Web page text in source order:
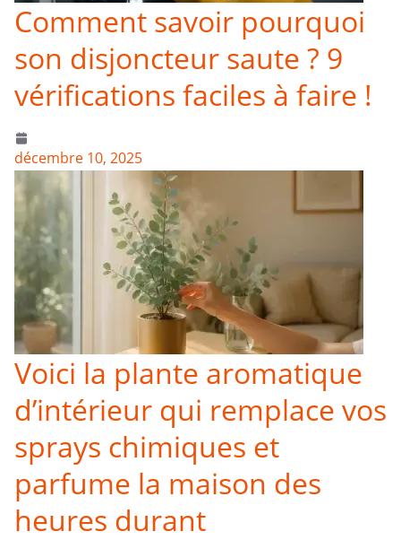
Comment savoir pourquoi
son disjoncteur saute ? 9
vérifications faciles à faire !
décembre 10, 2025
Voici la plante aromatique
d’intérieur qui remplace vos
sprays chimiques et
parfume la maison des
heures durant